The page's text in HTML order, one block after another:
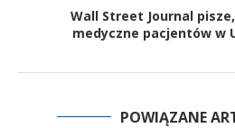
Wall Street Journal
medyczne pacjentów w
POWIĄZANE